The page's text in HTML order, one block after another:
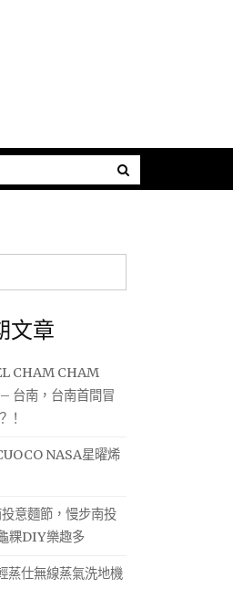
文章
CHAM CHAM
台南，台南首間冒
！
NASA星曜烯
意麵節，慢步南投
粿DIY樂趣多
蒸仕無線蒸氣洗地機